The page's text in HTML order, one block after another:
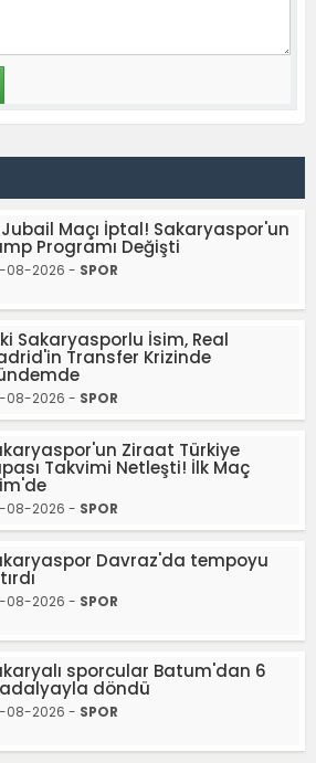
Maçı İptal! Sakaryaspor'un
Programı Değişti
08-2026 - SPOR
Sakaryasporlu İsim, Real
Transfer Krizinde
08-2026 - SPOR
Ziraat Türkiye
Takvimi Netleşti! İlk Maç
08-2026 - SPOR
Davraz'da tempoyu
08-2026 - SPOR
sporcular Batum'dan 6
döndü
08-2026 - SPOR